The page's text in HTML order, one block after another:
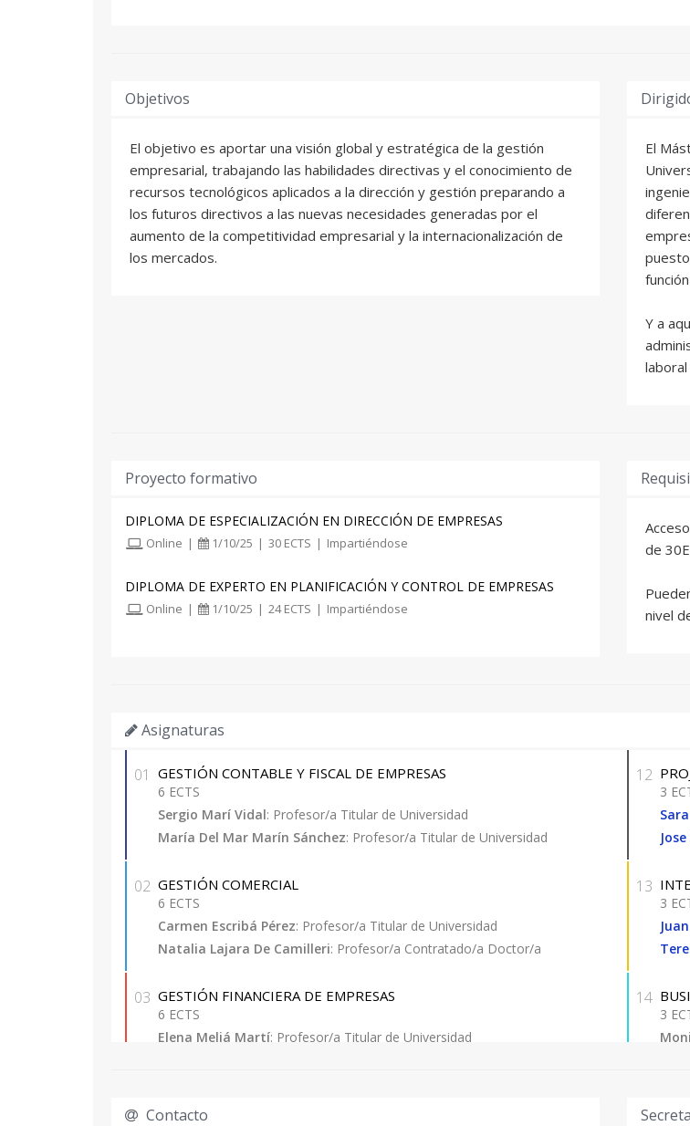
Objetivos
El objetivo es aportar una visión global y estratégica de la gestión
empresarial, trabajando las habilidades directivas y el conocimiento de
recursos tecnológicos aplicados a la dirección y gestión preparando a
los futuros directivos a las nuevas necesidades generadas por el
aumento de la competitividad empresarial y la internacionalización de
los mercados.
El
Y a
Proyecto formativo
DIPLOMA DE ESPECIALIZACIÓN EN DIRECCIÓN DE EMPRESAS
Online | 1/10/25 | 30 ECTS | Impartiéndose
DIPLOMA DE EXPERTO EN PLANIFICACIÓN Y CONTROL DE EMPRESAS
Online | 1/10/25 | 24 ECTS | Impartiéndose
de
nivel
Asignaturas
01 GESTIÓN CONTABLE Y FISCAL DE EMPRESAS
6 ECTS
Sergio Marí Vidal: Profesor/a Titular de Universidad
María Del Mar Marín Sánchez: Profesor/a Titular de Universidad
02 GESTIÓN COMERCIAL
6 ECTS
Carmen Escribá Pérez: Profesor/a Titular de Universidad
Natalia Lajara De Camilleri: Profesor/a Contratado/a Doctor/a
03 GESTIÓN FINANCIERA DE EMPRESAS
6 ECTS
Elena Meliá Martí: Profesor/a Titular de Universidad
12
3
13
3
14
3
Contacto